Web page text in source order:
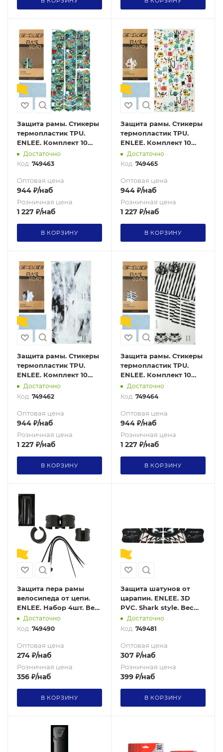
Защита рамы. Стикеры
термопластик TPU.
ENLEE. Комплект 10
стикеров. 200 микрон.
Cartoon style
Достаточно
Код: 749463
Оптовая цена
944 ₽/наб
Розничная цена
1 227 ₽/наб
В КОРЗИНУ
Защита рамы. Стикеры
термопластик TPU.
ENLEE. Комплект 10
стикеров. 200 микрон.
Caterpillar model
Достаточно
Код: 749465
Оптовая цена
944 ₽/наб
Розничная цена
1 227 ₽/наб
В КОРЗИНУ
Защита рамы. Стикеры
термопластик TPU.
ENLEE. Комплект 10
стикеров. 200 микрон.
Chinese style
Достаточно
Код: 749462
Оптовая цена
944 ₽/наб
Розничная цена
1 227 ₽/наб
В КОРЗИНУ
Защита рамы. Стикеры
термопластик TPU.
ENLEE. Комплект 10
стикеров. 200 микрон.
Orangutan model
Достаточно
Код: 749464
Оптовая цена
944 ₽/наб
Розничная цена
1 227 ₽/наб
В КОРЗИНУ
Защита пера рамы
велосипеда от цепи.
ENLEE. Набор 4шт. Вес
64гр. Черный
Достаточно
Код: 749490
Оптовая цена
274 ₽/наб
Розничная цена
356 ₽/наб
В КОРЗИНУ
Защита шатунов от
царапин. ENLEE. 3D
PVC. Shark style. Вес
11гр. Черный
Достаточно
Код: 749481
Оптовая цена
307 ₽/наб
Розничная цена
399 ₽/наб
В КОРЗИНУ